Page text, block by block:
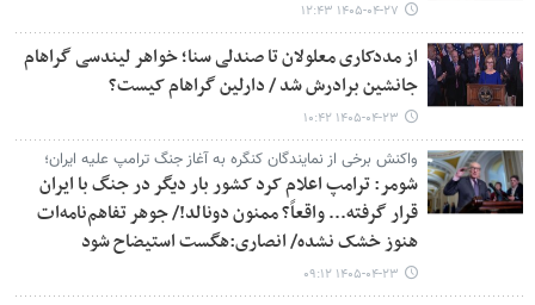
۱۴۰۵-۰۴-۲۷ ۱۲:۴۳
از مددکاری معلولان تا صندلی سنا؛ خواهر لیندسی گراهام
جانشین برادرش شد / دارلین گراهام کیست؟
۱۴۰۵-۰۴-۲۳ ۱۰:۴۲
واکنش برخی از نمایندگان کنگره به آغاز جنگ ترامپ علیه ایران؛
شومر: ترامپ اعلام کرد کشور بار دیگر در جنگ با ایران
قرار گرفته... واقعاً؟ ممنون دونالد!/ جوهر تفاهم‌نامه‌ات
هنوز خشک نشده/ انصاری:هگست استیضاح شود
۱۴۰۵-۰۴-۲۳ ۰۹:۱۲